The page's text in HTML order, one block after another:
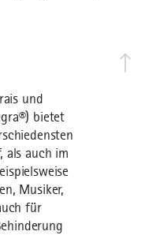
und
bietet
als auch im
Musiker,
für